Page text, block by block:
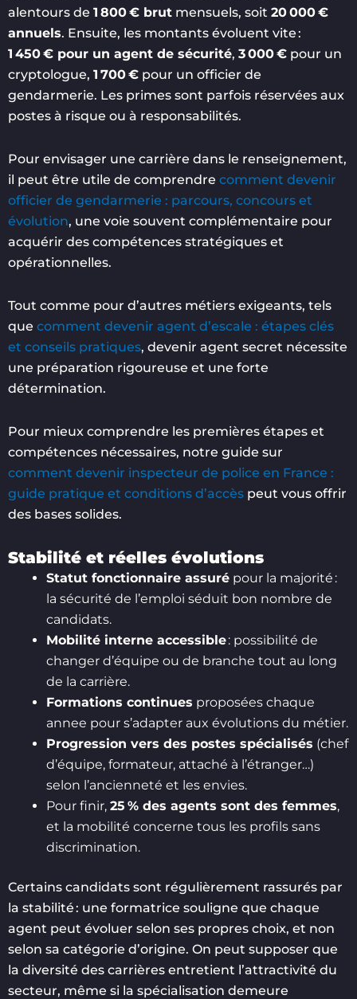
alentours de 1 800 € brut mensuels, soit 20 000 €
annuels. Ensuite, les montants évoluent vite :
1 450 € pour un agent de sécurité, 3 000 € pour un
cryptologue, 1 700 € pour un officier de
gendarmerie. Les primes sont parfois réservées aux
postes à risque ou à responsabilités.
Pour envisager une carrière dans le renseignement,
il peut être utile de comprendre comment devenir
officier de gendarmerie : parcours, concours et
évolution, une voie souvent complémentaire pour
acquérir des compétences stratégiques et
opérationnelles.
Tout comme pour d’autres métiers exigeants, tels
que comment devenir agent d’escale : étapes clés
et conseils pratiques, devenir agent secret nécessite
une préparation rigoureuse et une forte
détermination.
Pour mieux comprendre les premières étapes et
compétences nécessaires, notre guide sur
comment devenir inspecteur de police en France :
guide pratique et conditions d’accès peut vous offrir
des bases solides.
Stabilité et réelles évolutions
Statut fonctionnaire assuré pour la majorité :
la sécurité de l’emploi séduit bon nombre de
candidats.
Mobilité interne accessible: possibilité de
changer d’équipe ou de branche tout au long
de la carrière.
Formations continues proposées chaque
annee pour s’adapter aux évolutions du métier.
Progression vers des postes spécialisés (chef
d’équipe, formateur, attaché à l’étranger…)
selon l’ancienneté et les envies.
Pour finir, 25 % des agents sont des femmes,
et la mobilité concerne tous les profils sans
discrimination.
Certains candidats sont régulièrement rassurés par
la stabilité : une formatrice souligne que chaque
agent peut évoluer selon ses propres choix, et non
selon sa catégorie d’origine. On peut supposer que
la diversité des carrières entretient l’attractivité du
secteur, même si la spécialisation demeure